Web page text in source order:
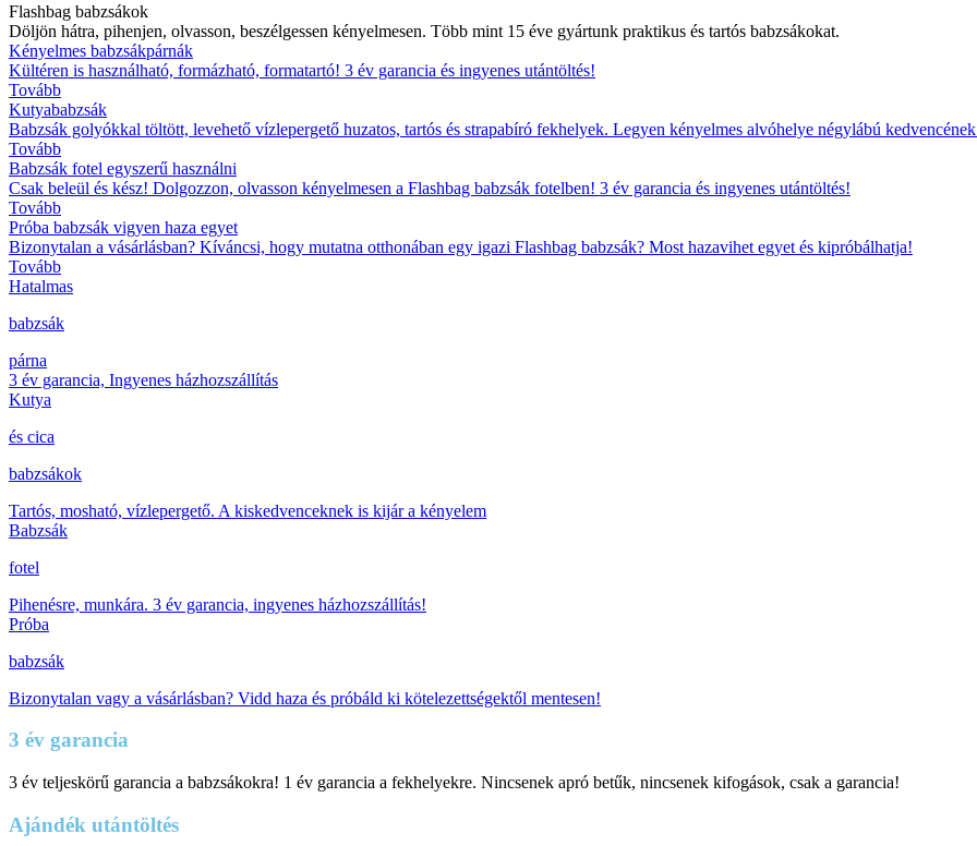
Flashbag babzsákok
Döljön hátra, pihenjen, olvasson, beszélgessen kényelmesen. Több mint 15 éve gyártunk praktikus és tartós babzsákokat.
Kényelmes babzsákpárnák
Kültéren is használható, formázható, formatartó! 3 év garancia és ingyenes utántöltés!
Tovább
Kutyababzsák
Babzsák golyókkal töltött, levehető vízlepergető huzatos, tartós és strapabíró fekhelyek. Legyen kényelmes alvóhelye négylábú
Tovább
Babzsák fotel egyszerű használni
Csak beleül és kész! Dolgozzon, olvasson kényelmesen a Flashbag babzsák fotelben! 3 év garancia és ingyenes utántöltés!
Tovább
Próba babzsák vigyen haza egyet
Bizonytalan a vásárlásban? Kíváncsi, hogy mutatna otthonában egy igazi Flashbag babzsák? Most hazavihet egyet és kipróbálhatja!
Tovább
Hatalmas
babzsák
párna
3 év garancia, Ingyenes házhozszállítás
Kutya
és cica
babzsákok
Tartós, mosható, vízlepergető. A kiskedvenceknek is kijár a kényelem
Babzsák
fotel
Pihenésre, munkára. 3 év garancia, ingyenes házhozszállítás!
Próba
babzsák
Bizonytalan vagy a vásárlásban? Vidd haza és próbáld ki kötelezettségektől mentesen!
3 év garancia
3 év teljeskörű garancia a babzsákokra! 1 év garancia a fekhelyekre. Nincsenek apró betűk, nincsenek kifogások, csak a garancia!
Ajándék utántöltés